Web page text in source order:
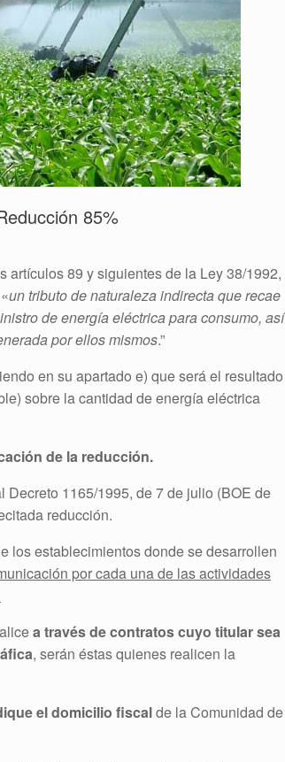
85%
artículos 89 y siguientes de la Ley 38/1992,
un tributo de naturaleza indirecta que recae
de energía eléctrica para consumo, así
por ellos mismos.”
en su apartado e) que será el resultado
sobre la cantidad de energía eléctrica
de la reducción.
1165/1995, de 7 de julio (BOE de
reducción.
los establecimientos donde se desarrollen
por cada una de las actividades
a través de contratos cuyo titular sea
, serán éstas quienes realicen la
el domicilio fiscalde la Comunidad de